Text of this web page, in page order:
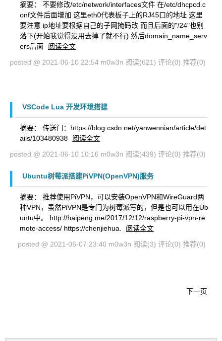
摘要： 不要修改/etc/network/interfaces文件 在/etc/dhcpcd.c
onf文件后面增加 这里eth0代表板子上的RJ45口的地址 这里
要注意 ip地址要根据自己的子网掩码改 而且后面的"/24"也别
落下(开始我觉得没用去掉了就不行) 然后domain_name_serv
ers后面
阅读全文
posted @ 2021-06-10 22:54 m0w3n 阅读(621) 评论(0) 推荐(0)
VSCode Lua 开发环境搭建
摘要： 传送门：https://blog.csdn.net/yanwennian/article/det
ails/103480938
阅读全文
posted @ 2021-06-10 10:16 m0w3n 阅读(439) 评论(0) 推荐(0)
Ubuntu树莓派搭建PiVPN(OpenVPN)服务
摘要： 推荐使用PiVPN，可以安装OpenVPN和WireGuard两
种VPN，虽然PiVPN是专门为树莓派写的，但是也可以用在Ub
untu中。 http://haipeng.me/2017/12/12/raspberry-pi-vpn-re
mote-access/ https://chenjiehua.
阅读全文
posted @ 2021-06-07 23:40 m0w3n 阅读(3) 评论(0) 推荐(0)
下一页